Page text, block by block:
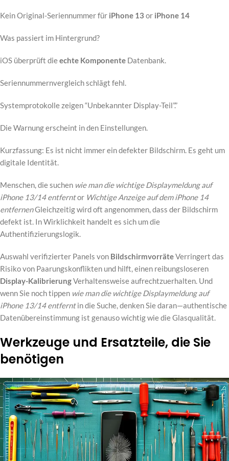
Kein Original-Seriennummer für iPhone 13 or iPhone 14
Was passiert im Hintergrund?
iOS überprüft dieechte Komponente Datenbank.
Seriennummernvergleich schlägt fehl.
Systemprotokolle zeigen “Unbekannter Display-Teil”.”
Die Warnung erscheint in den Einstellungen.
Kurzfassung: Es ist nicht immer ein defekter Bildschirm. Es geht um
digitale Identität.
Menschen, die suchen wie man die wichtige Displaymeldung auf
iPhone 13/14 entferntor Wichtige Anzeige auf dem iPhone 14
entfernenGleichzeitig wird oft angenommen, dass der Bildschirm
defekt ist. In Wirklichkeit handelt es sich um die
Authentifizierungslogik.
Auswahl verifizierter Panels von BildschirmvorräteVerringert das
Risiko von Paarungskonflikten und hilft, einen reibungsloseren
Display-KalibrierungVerhaltensweise aufrechtzuerhalten. Und
wenn Sie noch tippen wie man die wichtige Displaymeldung auf
iPhone 13/14 entferntin die Suche, denken Sie daran—authentische
Datenübereinstimmung ist genauso wichtig wie die Glasqualität.
Werkzeuge und Ersatzteile, die Sie
benötigen